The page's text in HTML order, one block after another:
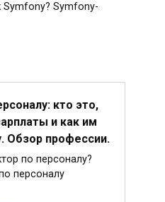
Symfony? Symfony-
кто это,
и как им
Обзор профессии.
по персоналу?
персоналу